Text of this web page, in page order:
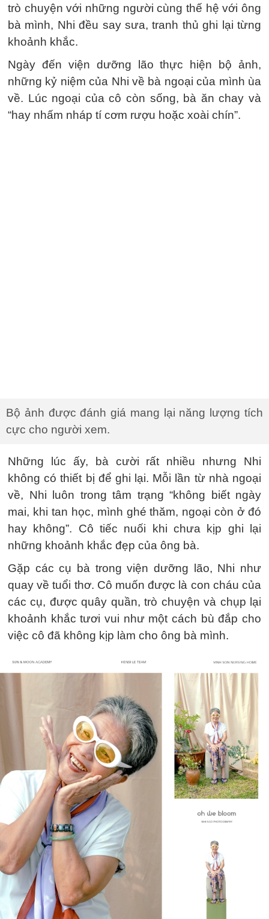
trò chuyện với những người cùng thế hệ với ông
bà mình, Nhi đều say sưa, tranh thủ ghi lại từng
khoảnh khắc.
Ngày đến viện dưỡng lão thực hiện bộ ảnh,
những kỷ niệm của Nhi về bà ngoại của mình ùa
về. Lúc ngoại của cô còn sống, bà ăn chay và
“hay nhấm nháp tí cơm rượu hoặc xoài chín”.
Bộ ảnh được đánh giá mang lại năng lượng tích
cực cho người xem.
Những lúc ấy, bà cười rất nhiều nhưng Nhi
không có thiết bị để ghi lại. Mỗi lần từ nhà ngoại
về, Nhi luôn trong tâm trạng “không biết ngày
mai, khi tan học, mình ghé thăm, ngoại còn ở đó
hay không”. Cô tiếc nuối khi chưa kịp ghi lại
những khoảnh khắc đẹp của ông bà.
Gặp các cụ bà trong viện dưỡng lão, Nhi như
quay về tuổi thơ. Cô muốn được là con cháu của
các cụ, được quây quần, trò chuyện và chụp lại
khoảnh khắc tươi vui như một cách bù đắp cho
việc cô đã không kịp làm cho ông bà mình.